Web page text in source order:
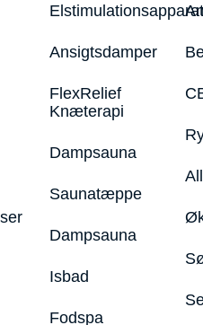
Ansigtsdamper
FlexRelief
Knæterapi
Dampsauna
Saunatæppe
Dampsauna
Isbad
Fodspa